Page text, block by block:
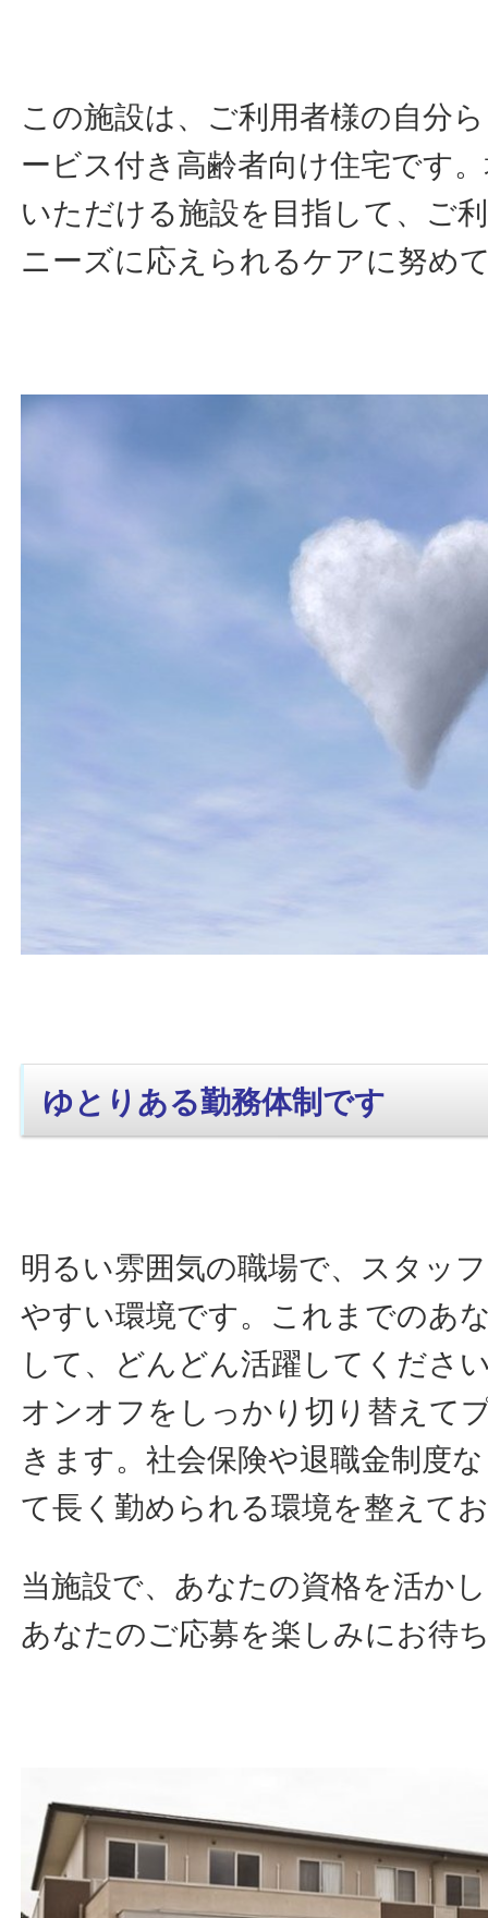
この施設は、ご利用者様の自分
ービス付き高齢者向け住宅です
いただける施設を目指して、ご
ニーズに応えられるケアに努め
ゆとりある勤務体制です
明るい雰囲気の職場で、スタッ
やすい環境です。これまでのあ
して、どんどん活躍してくださ
オンオフをしっかり切り替えて
きます。社会保険や退職金制度
て長く勤められる環境を整えて
当施設で、あなたの資格を活か
あなたのご応募を楽しみにお待